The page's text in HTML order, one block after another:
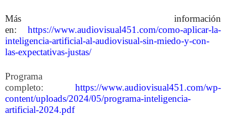
Más información
en: https://www.audiovisual451.com/como-aplicar-la-
inteligencia-artificial-al-audiovisual-sin-miedo-y-con-
las-expectativas-justas/
Programa
completo: https://www.audiovisual451.com/wp-
content/uploads/2024/05/programa-inteligencia-
artificial-2024.pdf